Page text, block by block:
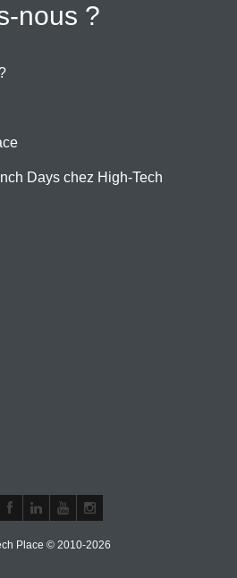
nous ?
Days chez High-Tech
Place © 2010-2026